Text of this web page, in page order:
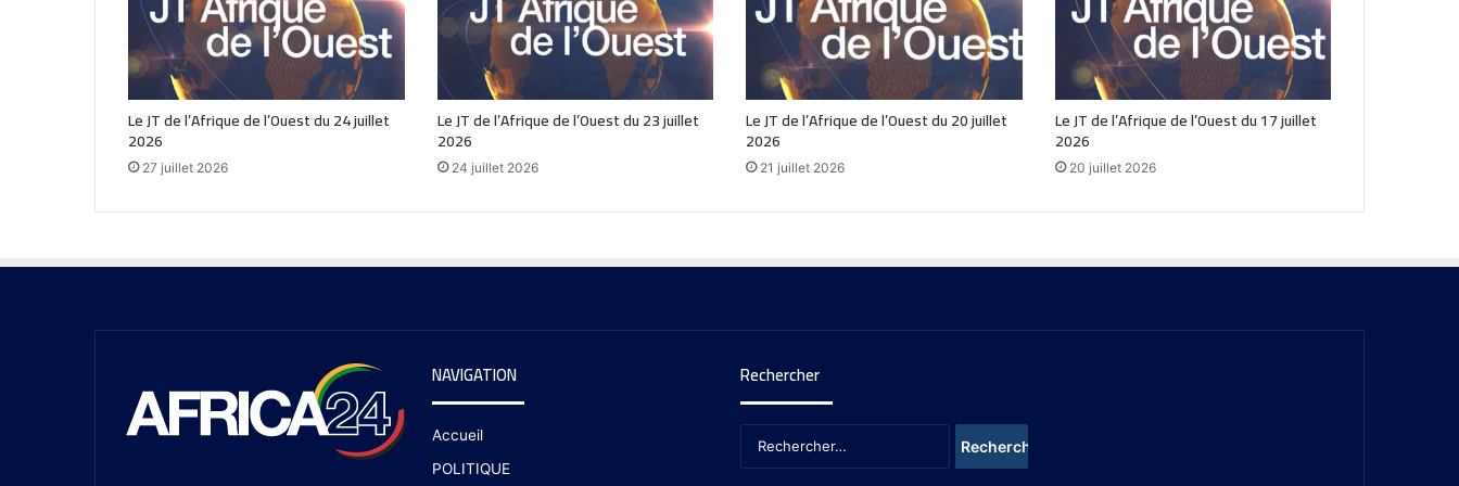
Le JT de l’Afrique de l’Ouest du 24 juillet
2026
27 juillet 2026
Le JT de l’Afrique de l’Ouest du 23 juillet
2026
24 juillet 2026
Le JT de l’Afrique de l’Ouest du 20 juillet
2026
21 juillet 2026
Le JT de l’Afrique de l’Ouest du 17 juillet
2026
20 juillet 2026
NAVIGATION
Accueil
POLITIQUE
Rechercher